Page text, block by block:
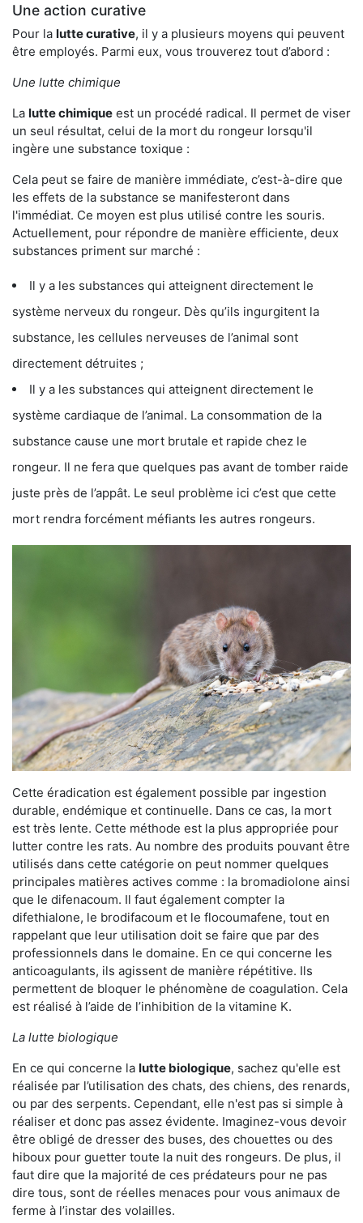
Une action curative
Pour la lutte curative, il y a plusieurs moyens qui peuvent
être employés. Parmi eux, vous trouverez tout d’abord :
Une lutte chimique
La lutte chimique est un procédé radical. Il permet de viser
un seul résultat, celui de la mort du rongeur lorsqu'il
ingère une substance toxique :
Cela peut se faire de manière immédiate, c’est-à-dire que
les effets de la substance se manifesteront dans
l'immédiat. Ce moyen est plus utilisé contre les souris.
Actuellement, pour répondre de manière efficiente, deux
substances priment sur marché :
Il y a les substances qui atteignent directement le
système nerveux du rongeur. Dès qu’ils ingurgitent la
substance, les cellules nerveuses de l’animal sont
directement détruites ;
Il y a les substances qui atteignent directement le
système cardiaque de l’animal. La consommation de la
substance cause une mort brutale et rapide chez le
rongeur. Il ne fera que quelques pas avant de tomber raide
juste près de l’appât. Le seul problème ici c’est que cette
mort rendra forcément méfiants les autres rongeurs.
Cette éradication est également possible par ingestion
durable, endémique et continuelle. Dans ce cas, la mort
est très lente. Cette méthode est la plus appropriée pour
lutter contre les rats. Au nombre des produits pouvant être
utilisés dans cette catégorie on peut nommer quelques
principales matières actives comme : la bromadiolone ainsi
que le difenacoum. Il faut également compter la
difethialone, le brodifacoum et le flocoumafene, tout en
rappelant que leur utilisation doit se faire que par des
professionnels dans le domaine. En ce qui concerne les
anticoagulants, ils agissent de manière répétitive. Ils
permettent de bloquer le phénomène de coagulation. Cela
est réalisé à l’aide de l’inhibition de la vitamine K.
La lutte biologique
En ce qui concerne la lutte biologique, sachez qu'elle est
réalisée par l’utilisation des chats, des chiens, des renards,
ou par des serpents. Cependant, elle n'est pas si simple à
réaliser et donc pas assez évidente. Imaginez-vous devoir
être obligé de dresser des buses, des chouettes ou des
hiboux pour guetter toute la nuit des rongeurs. De plus, il
faut dire que la majorité de ces prédateurs pour ne pas
dire tous, sont de réelles menaces pour vous animaux de
ferme à l’instar des volailles.